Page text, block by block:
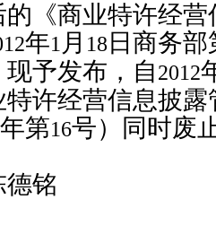
商业特许经营
年1 月 18 日商务部
予发布，自2012
许经营信息披
年第16号）同时废
铭